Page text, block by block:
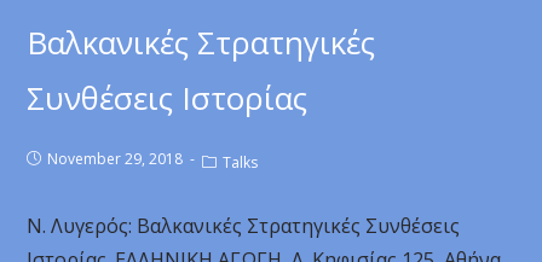
Βαλκανικές Στρατηγικές
Συνθέσεις Ιστορίας
November 29, 2018 Talks
Ν. Λυγερός: Βαλκανικές Στρατηγικές Συνθέσεις